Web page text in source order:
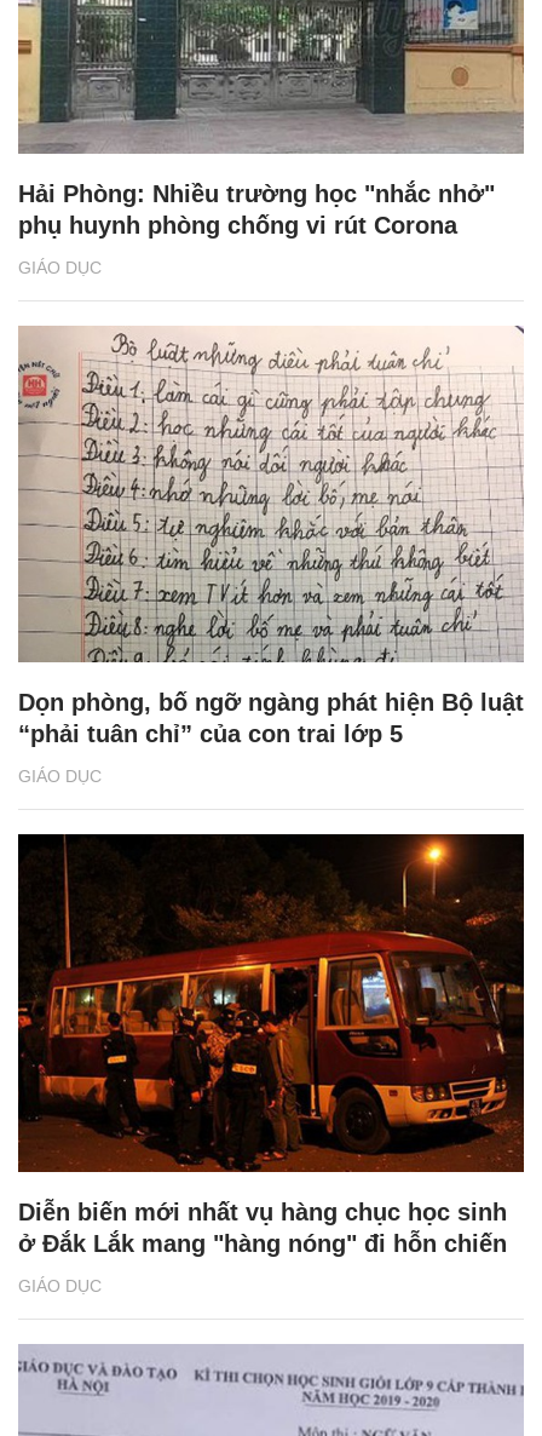
GIÁO DỤC
Hải Phòng: Nhiều trường học "nhắc nhở"
phụ huynh phòng chống vi rút Corona
GIÁO DỤC
Dọn phòng, bố ngỡ ngàng phát hiện Bộ luật
“phải tuân chỉ” của con trai lớp 5
GIÁO DỤC
Diễn biến mới nhất vụ hàng chục học sinh
ở Đắk Lắk mang "hàng nóng" đi hỗn chiến